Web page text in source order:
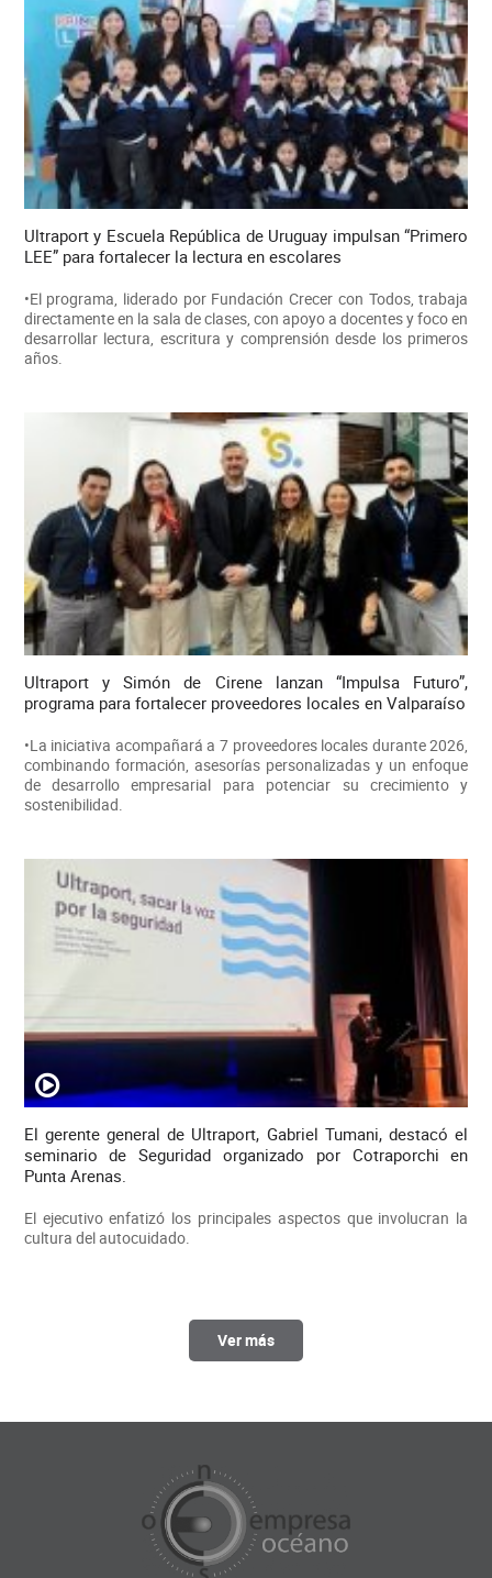
Ultraport y Escuela República de Uruguay impulsan “Primero
LEE” para fortalecer la lectura en escolares
•El programa, liderado por Fundación Crecer con Todos, trabaja
directamente en la sala de clases, con apoyo a docentes y foco en
desarrollar lectura, escritura y comprensión desde los primeros
años.
Ultraport y Simón de Cirene lanzan “Impulsa Futuro”,
programa para fortalecer proveedores locales en Valparaíso
•La iniciativa acompañará a 7 proveedores locales durante 2026,
combinando formación, asesorías personalizadas y un enfoque
de desarrollo empresarial para potenciar su crecimiento y
sostenibilidad.
El gerente general de Ultraport, Gabriel Tumani, destacó el
seminario de Seguridad organizado por Cotraporchi en
Punta Arenas.
El ejecutivo enfatizó los principales aspectos que involucran la
cultura del autocuidado.
Ver más